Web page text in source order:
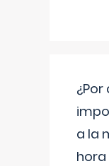
a la
hora